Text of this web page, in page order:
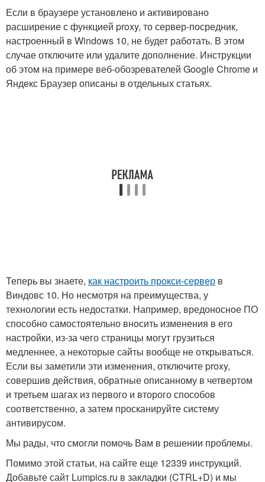
Если в браузере установлено и активировано
расширение с функцией proxy, то сервер-посредник,
настроенный в Windows 10, не будет работать. В этом
случае отключите или удалите дополнение. Инструкции
об этом на примере веб-обозревателей Google Chrome и
Яндекс Браузер описаны в отдельных статьях.
Теперь вы знаете, как настроить прокси-сервер в
Виндовс 10. Но несмотря на преимущества, у
технологии есть недостатки. Например, вредоносное ПО
способно самостоятельно вносить изменения в его
настройки, из-за чего страницы могут грузиться
медленнее, а некоторые сайты вообще не открываться.
Если вы заметили эти изменения, отключите proxy,
совершив действия, обратные описанному в четвертом
и третьем шагах из первого и второго способов
соответственно, а затем просканируйте систему
антивирусом.
Мы рады, что смогли помочь Вам в решении проблемы.
Помимо этой статьи, на сайте еще 12339 инструкций.
Добавьте сайт Lumpics.ru в закладки (CTRL+D) и мы